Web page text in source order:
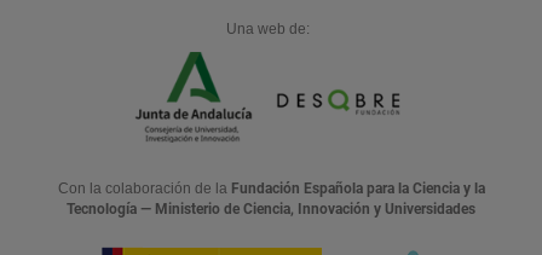
Una web de:
Con la colaboración de la Fundación Española para la Ciencia y la
Tecnología — Ministerio de Ciencia, Innovación y Universidades